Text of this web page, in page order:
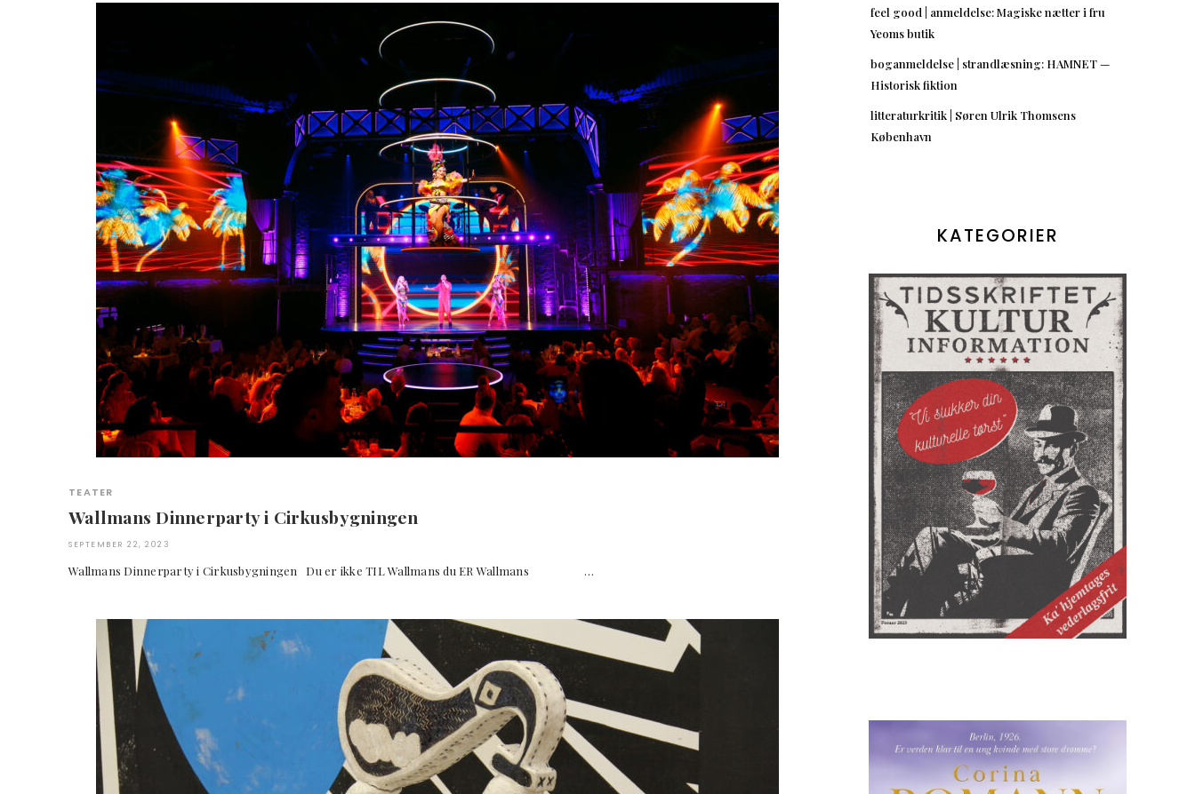
TEATER
Wallmans Dinnerparty i Cirkusbygningen
SEPTEMBER 22, 2023
Wallmans Dinnerparty i Cirkusbygningen Du er ikke TIL Wallmans du ER Wallmans …
feel good | anmeldelse: Magiske nætter i fru
Yeoms butik
boganmeldelse | strandlæsning: HAMNET —
Historisk fiktion
litteraturkritik | Søren Ulrik Thomsens
København
KATEGORIER